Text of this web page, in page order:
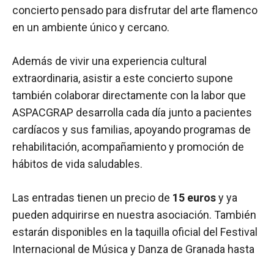
concierto pensado para disfrutar del arte flamenco
en un ambiente único y cercano.
Además de vivir una experiencia cultural
extraordinaria, asistir a este concierto supone
también colaborar directamente con la labor que
ASPACGRAP desarrolla cada día junto a pacientes
cardíacos y sus familias, apoyando programas de
rehabilitación, acompañamiento y promoción de
hábitos de vida saludables.
Las entradas tienen un precio de 15 eurosy ya
pueden adquirirse en nuestra asociación. También
estarán disponibles en la taquilla oficial del Festival
Internacional de Música y Danza de Granada hasta